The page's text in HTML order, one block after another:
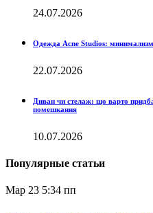
24.07.2026
Одежда Acne Studios:
22.07.2026
Диван чи стелаж: що варто
помешкання
10.07.2026
Популярные статьи
Мар 23 5:34 пп